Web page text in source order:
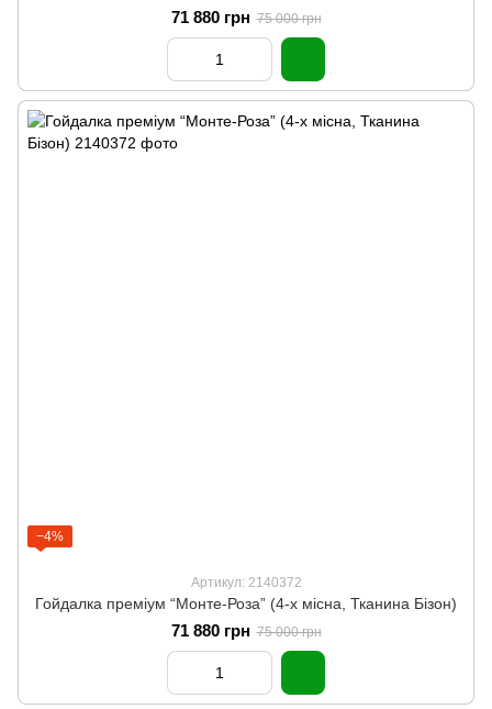
71 880 грн 75 000 грн
−4%
Артикул: 2140372
Гойдалка преміум “Монте-Роза” (4-х місна, Тканина Бізон)
71 880 грн 75 000 грн